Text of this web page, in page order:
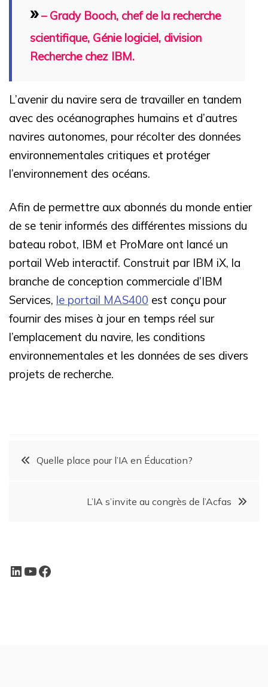
» – Grady Booch, chef de la recherche
scientifique, Génie logiciel, division
Recherche chez IBM.
L’avenir du navire sera de travailler en tandem
avec des océanographes humains et d’autres
navires autonomes, pour récolter des données
environnementales critiques et protéger
l’environnement des océans.
Afin de permettre aux abonnés du monde entier
de se tenir informés des différentes missions du
bateau robot, IBM et ProMare ont lancé un
portail Web interactif. Construit par IBM iX, la
branche de conception commerciale d’IBM
Services, le portail MAS400 est conçu pour
fournir des mises à jour en temps réel sur
l’emplacement du navire, les conditions
environnementales et les données de ses divers
projets de recherche.
Quelle place pour l’IA en Éducation?
L’IA s’invite au congrès de l’Acfas